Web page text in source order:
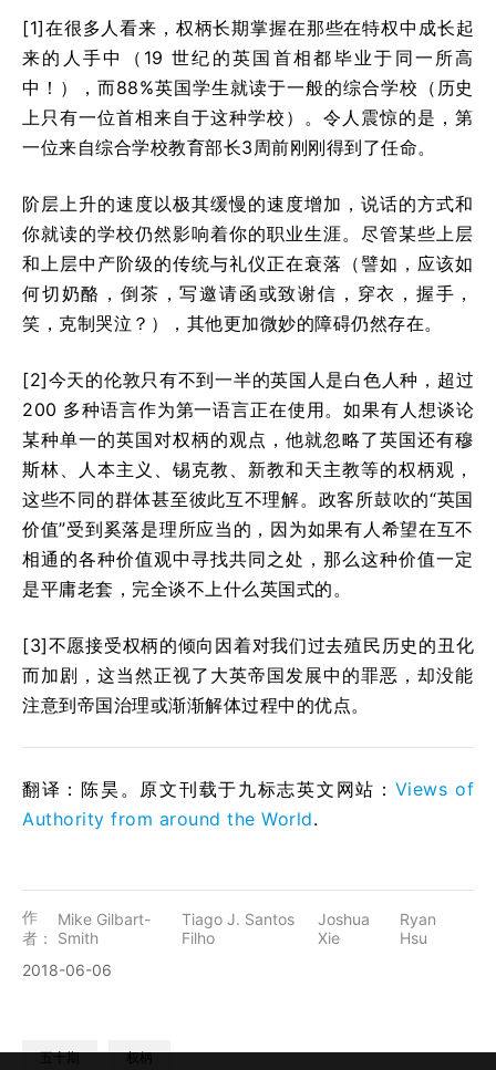
[1]在很多人看来，权柄长期掌握在那些在特权中成长起
来的人手中（19 世纪的英国首相都毕业于同一所高
中！），而88%英国学生就读于一般的综合学校（历史
上只有一位首相来自于这种学校）。令人震惊的是，第
一位来自综合学校教育部长3周前刚刚得到了任命。
阶层上升的速度以极其缓慢的速度增加，说话的方式和
你就读的学校仍然影响着你的职业生涯。尽管某些上层
和上层中产阶级的传统与礼仪正在衰落（譬如，应该如
何切奶酪，倒茶，写邀请函或致谢信，穿衣，握手，
笑，克制哭泣？），其他更加微妙的障碍仍然存在。
[2]今天的伦敦只有不到一半的英国人是白色人种，超过
200 多种语言作为第一语言正在使用。如果有人想谈论
某种单一的英国对权柄的观点，他就忽略了英国还有穆
斯林、人本主义、锡克教、新教和天主教等的权柄观，
这些不同的群体甚至彼此互不理解。政客所鼓吹的“英国
价值”受到奚落是理所应当的，因为如果有人希望在互不
相通的各种价值观中寻找共同之处，那么这种价值一定
是平庸老套，完全谈不上什么英国式的。
[3]不愿接受权柄的倾向因着对我们过去殖民历史的丑化
而加剧，这当然正视了大英帝国发展中的罪恶，却没能
注意到帝国治理或渐渐解体过程中的优点。
翻译：陈昊。原文刊载于九标志英文网站： Views of
Authority from around the World.
作
者：
Mike Gilbart-
Smith
Tiago J. Santos
Filho
Joshua
Xie
Ryan
Hsu
2018-06-06
五十期 权柄